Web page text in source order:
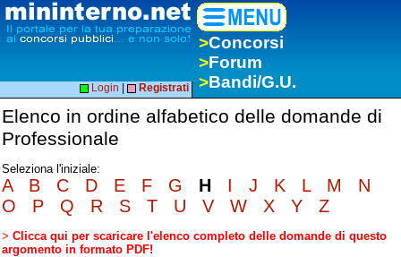
>Concorsi
>Forum
>Bandi/G.U.
Login Registrati
Elenco in ordine alfabetico delle domande di
Professionale
Seleziona l'iniziale:
A B C D E F G H I J K L M
N
O
P Q R S T U V W X Y Z
> Clicca qui per scaricare l'elenco completo delle domande di questo
argomento in formato PDF!